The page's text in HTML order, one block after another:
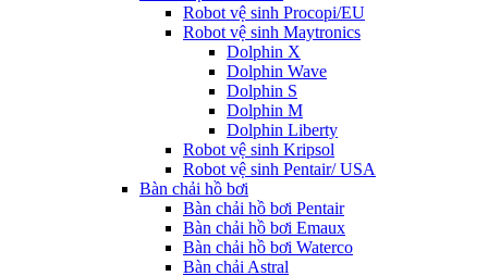
Robot vệ sinh Procopi/EU
Robot vệ sinh Maytronics
Dolphin X
Dolphin Wave
Dolphin S
Dolphin M
Dolphin Liberty
Robot vệ sinh Kripsol
Robot vệ sinh Pentair/ USA
Bàn chải hồ bơi
Bàn chải hồ bơi Pentair
Bàn chải hồ bơi Emaux
Bàn chải hồ bơi Waterco
Bàn chải Astral